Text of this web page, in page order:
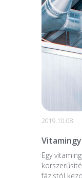
2019.10.08.
Egy
fázistól